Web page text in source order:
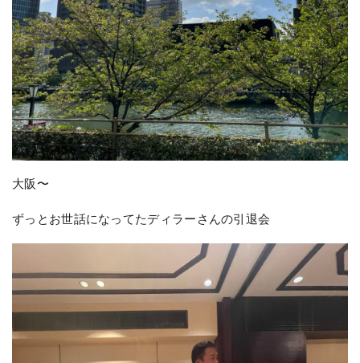
大阪〜
ずっとお世話になってたディラーさんの引退会